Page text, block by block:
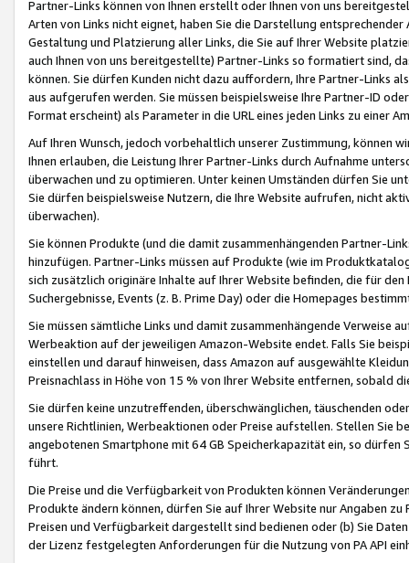
Partner-Links können von Ihnen erstellt oder Ihnen von uns
Arten von Links nicht eignet, haben Sie die Darstellung
Gestaltung und Platzierung aller Links, die Sie auf Ihrer Website
auch Ihnen von uns bereitgestellte) Partner-Links so formatiert sind,
können. Sie dürfen Kunden nicht dazu auffordern, Ihre Partner-Links
aus aufgerufen werden. Sie müssen beispielsweise Ihre Partner-ID
Format erscheint) als Parameter in die URL eines jeden Links zu einer
Auf Ihren Wunsch, jedoch vorbehaltlich unserer Zustimmung, können
Ihnen erlauben, die Leistung Ihrer Partner-Links durch Aufnahme
überwachen und zu optimieren. Unter keinen Umständen dürfen Sie
Sie dürfen beispielsweise Nutzern, die Ihre Website aufrufen, nicht
überwachen).
Sie können Produkte (und die damit zusammenhängenden Partner-
hinzufügen. Partner-Links müssen auf Produkte (wie im
sich zusätzlich originäre Inhalte auf Ihrer Website befinden, die für
Suchergebnisse, Events (z. B. Prime Day) oder die Homepages
Sie müssen sämtliche Links und damit zusammenhängende
Werbeaktion auf der jeweiligen Amazon-Website endet. Falls Sie
einstellen und darauf hinweisen, dass Amazon auf ausgewählte
Preisnachlass in Höhe von 15 % von Ihrer Website entfernen, sobald
Sie dürfen keine unzutreffenden, überschwänglichen, täuschenden
unsere Richtlinien, Werbeaktionen oder Preise aufstellen. Stellen Sie
angebotenen Smartphone mit 64 GB Speicherkapazität ein, so dürfen
führt.
Die Preise und die Verfügbarkeit von Produkten können
Produkte ändern können, dürfen Sie auf Ihrer Website nur Angaben
Preisen und Verfügbarkeit dargestellt sind bedienen oder (b) Sie
der Lizenz festgelegten Anforderungen für die Nutzung von PA API